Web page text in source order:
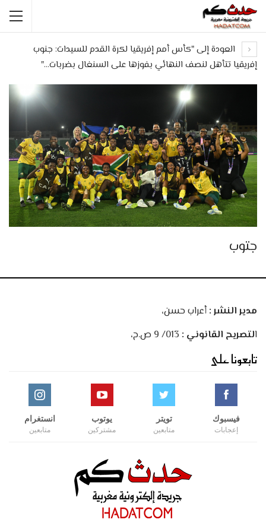
العودة إلى "كأس أمم إفريقيا لكرة القدم للسيدات: جنوب
إفريقيا تتأهل لنصف النهائي بفوزها على السنغال بضربات…"
جتوب
مدير النشر :أعراب حسن،
التصريح القانوني :
تابعونا على
فيسبوك
إعجابات
تويتر
متابعين
يوتوب
مشتركين
انستغرام
متابعين